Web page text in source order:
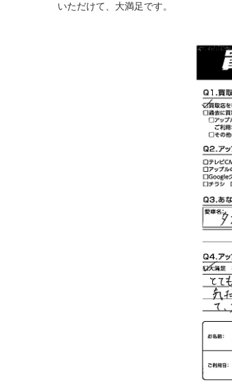
いただけて、大満足です。